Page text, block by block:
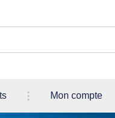
Mon compte